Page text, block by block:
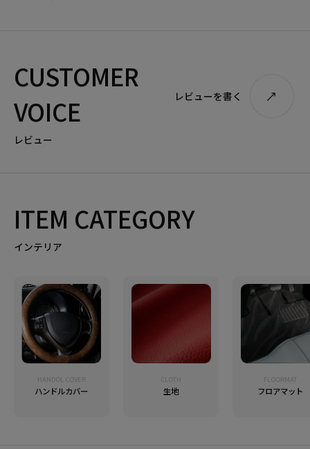
CUSTOMER
VOICE
レビュー
レビューを書く
ITEM CATEGORY
インテリア
HANDOL COVER
ハンドルカバー
CLOTH
生地
FLOORMAT
フロアマット